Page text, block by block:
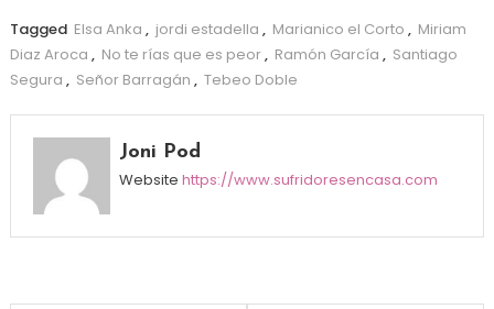
Tagged Elsa Anka , jordi estadella , Marianico el Corto , Miriam
Diaz Aroca , No te rías que es peor, Ramón García , Santiago
Segura , Señor Barragán , Tebeo Doble
Joni Pod
Website https://www.sufridoresencasa.com